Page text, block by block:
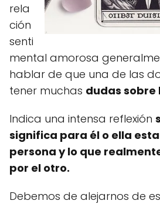
rela
ción
senti
mental amorosa
hablar de que una de las
tener muchas dudas sobre
Indica una intensa reflexión
significa para él o ella
persona y lo que
por el otro.
Debemos de alejarnos de